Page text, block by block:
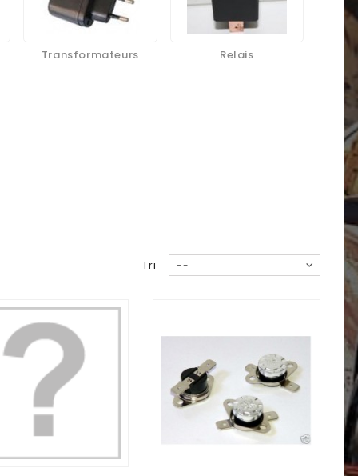
Transformateurs Relais
Tri --